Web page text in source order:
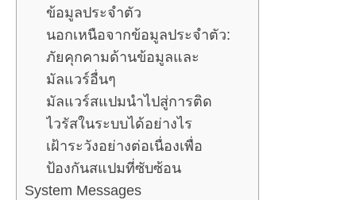
ข้อมูลประจำตัว
นอกเหนือจากข้อมูลประจำตัว:
ภัยคุกคามด้านข้อมูลและ
มัลแวร์อื่นๆ
มัลแวร์สแปมนำไปสู่การติด
ไวรัสในระบบได้อย่างไร
เฝ้าระวังอย่างต่อเนื่องเพื่อ
ป้องกันสแปมที่ซับซ้อน
System Messages